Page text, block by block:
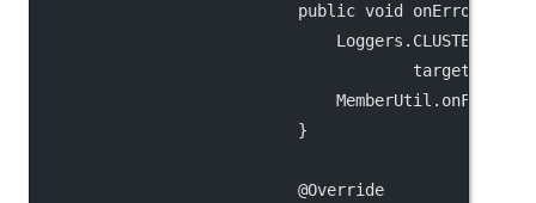
public void
                            }
                            @Override